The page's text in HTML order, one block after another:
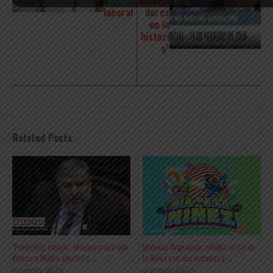
laboral
dores
en la
histori
a”
Related Posts
“Presidente cipayo”: Mayans cruzó con
dureza a Milei y advirtió s ...
6 agosto, 2026
Malvinas Argentinas celebra el Día de
la Niñez con dos jornadas d ...
6 agosto, 2026